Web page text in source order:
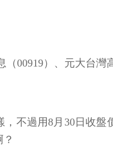
00919）、元大台灣
不過用8月30日收